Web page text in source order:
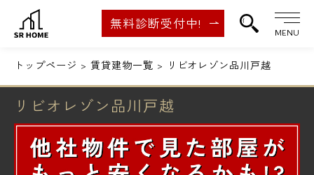
無料診断受付中!
MENU
トップページ 賃貸建物一覧 リビオレゾン品川戸越
リビオレゾン品川戸越